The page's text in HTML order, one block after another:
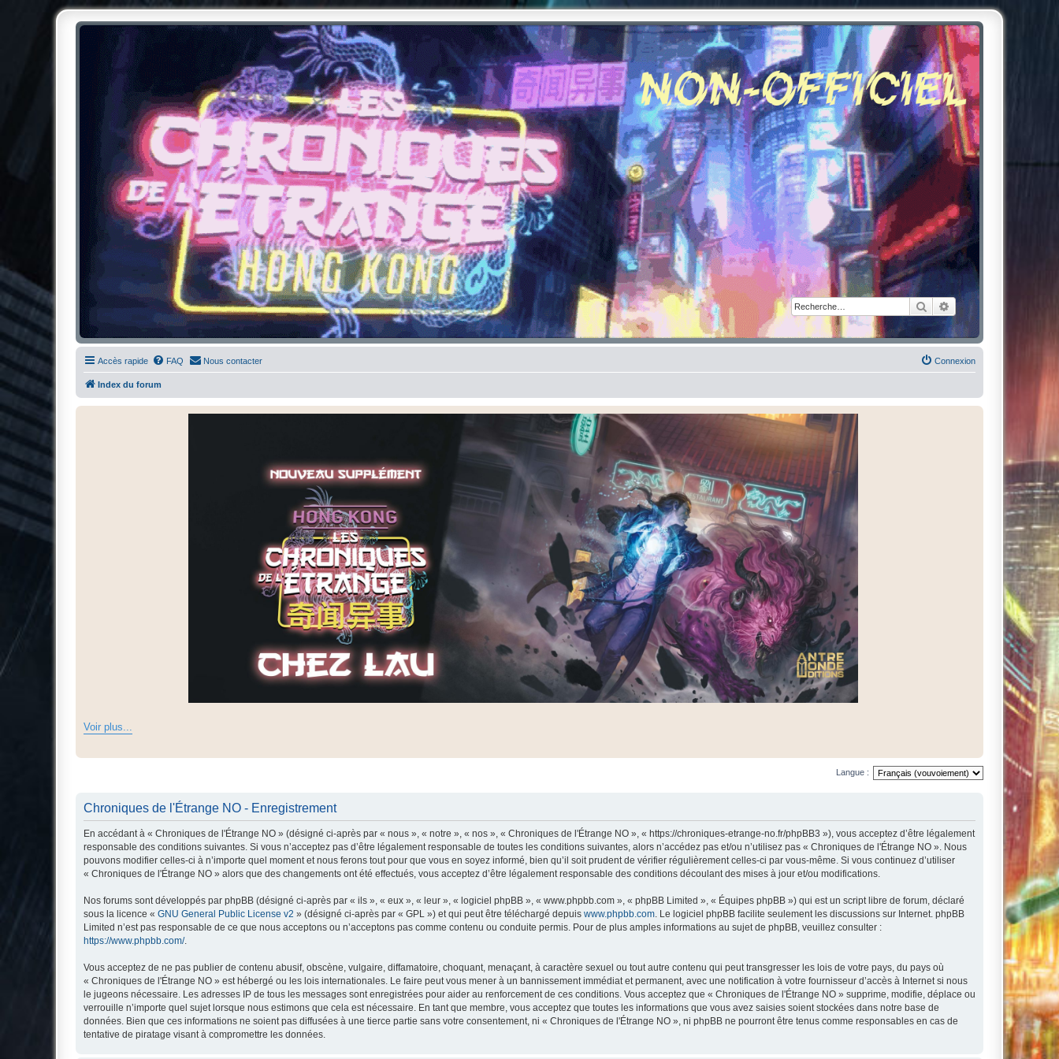
RechercherRecherche avancée
Chroniques de l'Étrange NO
Pour les amateurs des Chroniques de l'Étrange
Accès rapide FAQ Nous contacter Connexion
Index du forum
Voir plus...
Langue :
Chroniques de l'Étrange NO - Enregistrement
En accédant à « Chroniques de l'Étrange NO » (désigné ci-après par « nous », « notre », « nos », « Chroniques de l'Étrange NO », « https://chroniques-etrange-no.fr/phpBB3 »), vous acceptez d’être légalement
responsable des conditions suivantes. Si vous n’acceptez pas d’être légalement responsable de toutes les conditions suivantes, alors n’accédez pas et/ou n’utilisez pas « Chroniques de l'Étrange NO ». Nous
pouvons modifier celles-ci à n’importe quel moment et nous ferons tout pour que vous en soyez informé, bien qu’il soit prudent de vérifier régulièrement celles-ci par vous-même. Si vous continuez d’utiliser
« Chroniques de l'Étrange NO » alors que des changements ont été effectués, vous acceptez d’être légalement responsable des conditions découlant des mises à jour et/ou modifications.
Nos forums sont développés par phpBB (désigné ci-après par « ils », « eux », « leur », « logiciel phpBB », « www.phpbb.com », « phpBB Limited », « Équipes phpBB ») qui est un script libre de forum, déclaré
sous la licence « GNU General Public License v2 » (désigné ci-après par « GPL ») et qui peut être téléchargé depuis www.phpbb.com. Le logiciel phpBB facilite seulement les discussions sur Internet. phpBB
Limited n’est pas responsable de ce que nous acceptons ou n’acceptons pas comme contenu ou conduite permis. Pour de plus amples informations au sujet de phpBB, veuillez consulter :
https://www.phpbb.com/.
Vous acceptez de ne pas publier de contenu abusif, obscène, vulgaire, diffamatoire, choquant, menaçant, à caractère sexuel ou tout autre contenu qui peut transgresser les lois de votre pays, du pays où
« Chroniques de l'Étrange NO » est hébergé ou les lois internationales. Le faire peut vous mener à un bannissement immédiat et permanent, avec une notification à votre fournisseur d’accès à Internet si nous
le jugeons nécessaire. Les adresses IP de tous les messages sont enregistrées pour aider au renforcement de ces conditions. Vous acceptez que « Chroniques de l'Étrange NO » supprime, modifie, déplace ou
verrouille n’importe quel sujet lorsque nous estimons que cela est nécessaire. En tant que membre, vous acceptez que toutes les informations que vous avez saisies soient stockées dans notre base de
données. Bien que ces informations ne soient pas diffusées à une tierce partie sans votre consentement, ni « Chroniques de l'Étrange NO », ni phpBB ne pourront être tenus comme responsables en cas de
tentative de piratage visant à compromettre les données.